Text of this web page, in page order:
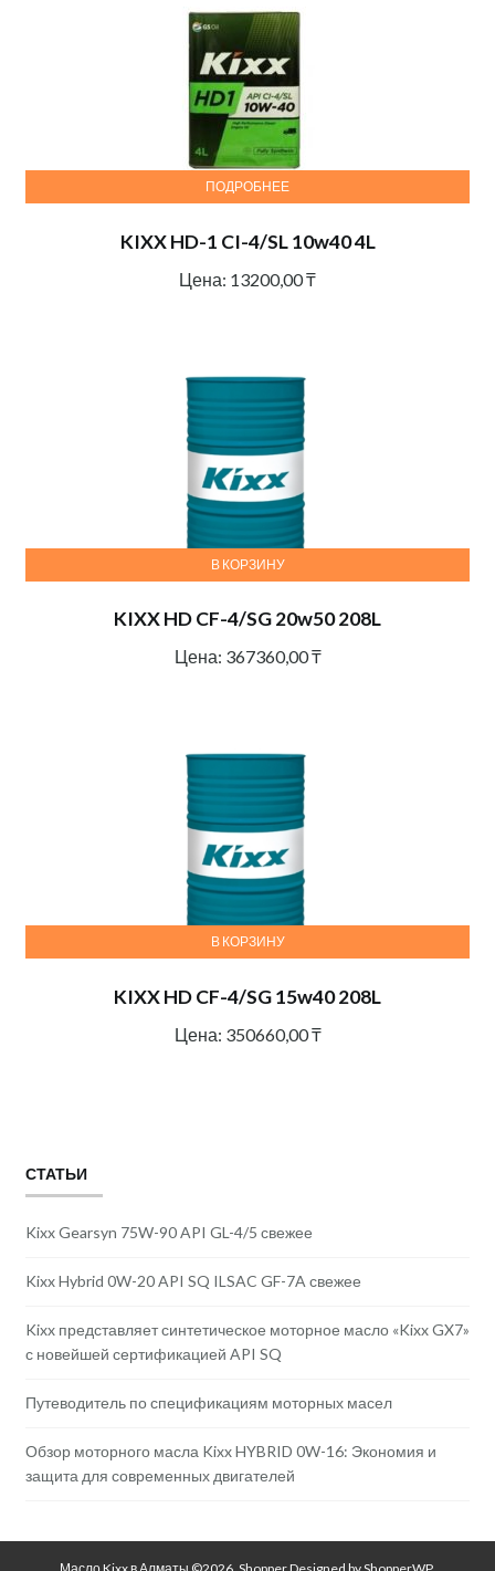
KIXX HD-1 CI-4/SL 10w40 4L
Цена: 13200,00₸
ПОДРОБНЕЕ
KIXX HD CF-4/SG 20w50 208L
Цена: 367360,00₸
В КОРЗИНУ
KIXX HD CF-4/SG 15w40 208L
Цена: 350660,00₸
В КОРЗИНУ
СТАТЬИ
Kixx Gearsyn 75W-90 API GL-4/5 свежее
Kixx Hybrid 0W-20 API SQ ILSAC GF-7A свежее
Kixx представляет синтетическое моторное масло «Kixx GX7»
с новейшей сертификацией API SQ
Путеводитель по спецификациям моторных масел
Обзор моторного масла Kixx HYBRID 0W-16: Экономия и
защита для современных двигателей